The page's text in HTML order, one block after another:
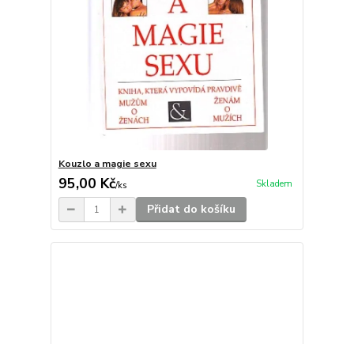
Kouzlo a magie sexu
95,00 Kč/ks Skladem
Přidat do košíku